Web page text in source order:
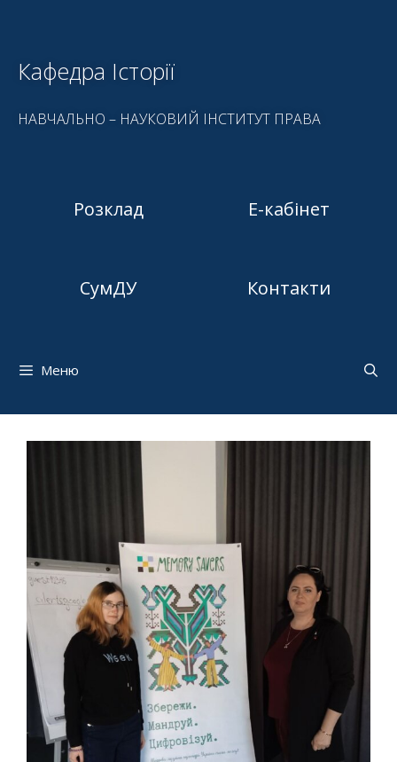
Кафедра Історії
НАВЧАЛЬНО – НАУКОВИЙ ІНСТИТУТ ПРАВА
Розклад Е-кабінет
СумДУ Контакти
Меню